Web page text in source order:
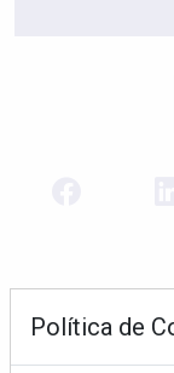
Política de